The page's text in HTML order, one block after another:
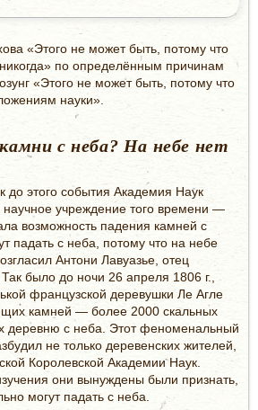
«Этого не может быть, потому что
по определённым причинам
«Этого не может быть, потому что
науки».
с неба? На небе нет
до этого события Академия Наук
учреждение того времени —
возможность падения камней с
падать с неба, потому что на небе
Антони Лавуазье, отец
было до ночи 26 апреля 1806 г.,
французской деревушки Ле Агле
камней — более 2000 скальных
деревню с неба. Этот феноменальный
не только деревенских жителей,
Королевской Академии Наук.
они вынуждены были признать,
могут падать с неба.